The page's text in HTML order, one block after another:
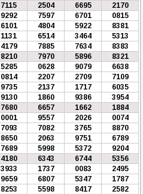
7115 2504 6695
2170
9292 7597 6701
0815
6101 4804 5922
8381
1131 6514 3464
5313
4179 7885 7634
8383
8210 7970 5896
8321
5285 0628 9079
6638
0814 2207 2709
7109
9735 2137 1717
6035
9130 1860 9386
3954
7680 6657 1662
1884
0001 9557 2026
0074
7093 7082 3765
8870
8650 2063 9751
6789
7689 5998 5372
9204
4180 6343 6744
5356
3933 1737 0083
2495
9659 6807 5347
1787
8253 5598 8417
2582